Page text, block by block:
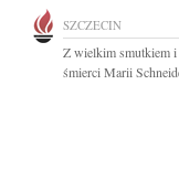
SZCZECIN
Z wielkim smutkiem i
śmierci Marii